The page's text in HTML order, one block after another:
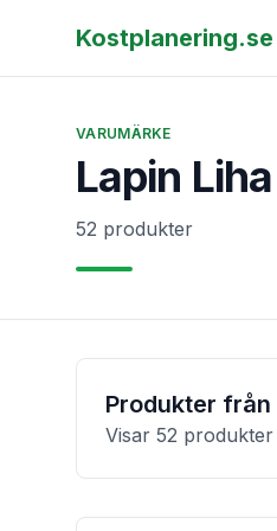
Kostplanering.se
VARUMÄRKE
Lapin Liha
52 produkter
Produkter från
Visar 52 produkter